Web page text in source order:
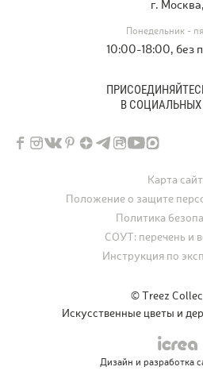
г. Москва,
Понедельник -
10:00-18:00, без
В СОЦИАЛЬНЫХ
© Treez
Искусственные цветы и
Карта
Положение о защите
Политика
СОУТ: перечень и
Инструкция по
Дизайн и разработка